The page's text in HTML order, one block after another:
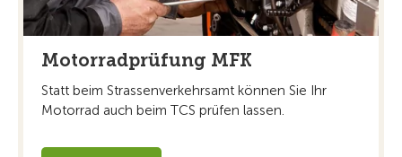
Motorradprüfung MFK
Statt beim Strassenverkehrsamt können Sie Ihr
Motorrad auch beim TCS prüfen lassen.